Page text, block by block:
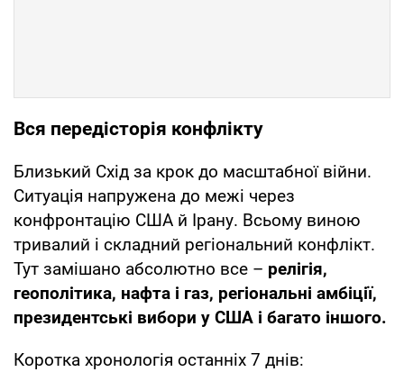
Вся передісторія конфлікту
Близький Схід за крок до масштабної війни.
Ситуація напружена до межі через
конфронтацію США й Ірану. Всьому виною
тривалий і складний регіональний конфлікт.
Тут замішано абсолютно все – релігія,
геополітика, нафта і газ, регіональні амбіції,
президентські вибори у США і багато іншого.
Коротка хронологія останніх 7 днів: